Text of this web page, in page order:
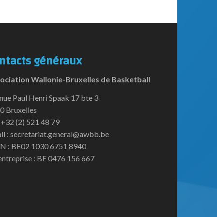
généraux
Wallonie-Bruxelles de Basketball
Paul Henri Spaak 17 bte 3
Bruxelles
(2) 521 48 79
: secretariat.general@awbb.be
: BE02 1030 6751 8940
: BE 0476 156 667